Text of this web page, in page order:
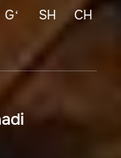
Gʻ SH CH